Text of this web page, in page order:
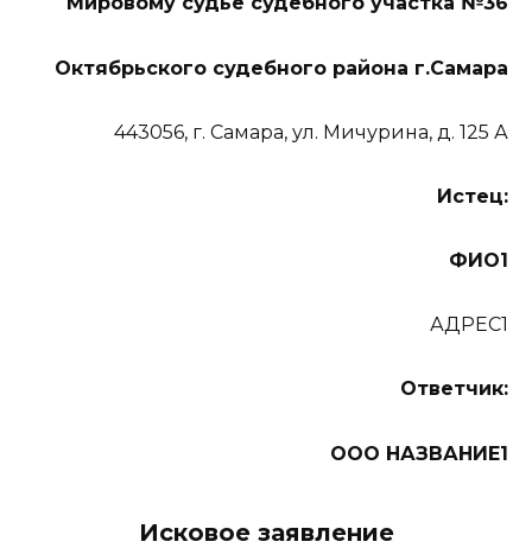
Октябрьского судебного района г.Самара
443056, г. Самара, ул. Мичурина, д. 125 А
Истец:
ФИО1
АДРЕС1
Ответчик:
ООО НАЗВАНИЕ1
Исковое заявление